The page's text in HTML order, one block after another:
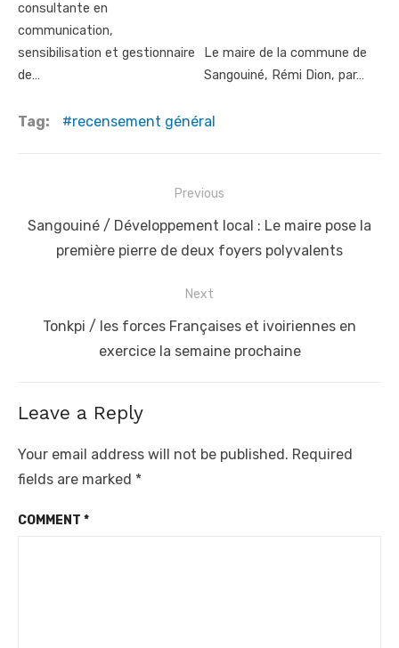
consultante en
communication,
sensibilisation et gestionnaire
de…
Le maire de la commune de
Sangouiné, Rémi Dion, par…
Tag: recensement général
navigation
Previous
Previous
post:
Sangouiné / Développement local : Le maire pose la
première pierre de deux foyers polyvalents
Next
Next
Tonkpi / les forces Françaises et ivoiriennes en
exercice la semaine prochaine
Leave a Reply
Your email address will not be published. Required
fields are marked *
COMMENT *